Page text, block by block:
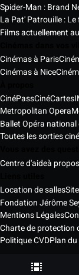
Spider-Man : Brand
La Pat' Patrouille :
Films actuellement
Cinémas à Paris
Cinémas à Nice
CinéPassCinéCartes
Metropolitan Opera
Ballet Opéra
Toutes les sorties
Centre d'aideà
Location de salles
Fondation Jérôme
Mentions Légales
Charte de protection
Politique CVDPlan
Pathé Cinémas